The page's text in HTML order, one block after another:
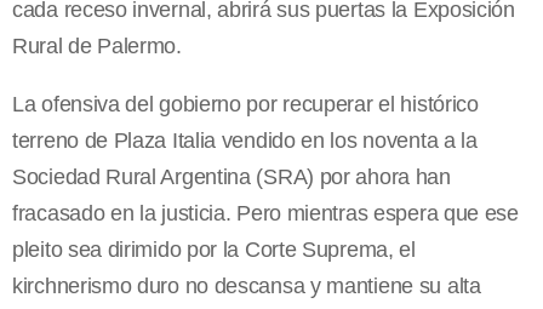
cada receso invernal, abrirá sus puertas la Exposición
Rural de Palermo.
La ofensiva del gobierno por recuperar el histórico
terreno de Plaza Italia vendido en los noventa a la
Sociedad Rural Argentina (SRA) por ahora han
fracasado en la justicia. Pero mientras espera que ese
pleito sea dirimido por la Corte Suprema, el
kirchnerismo duro no descansa y mantiene su alta